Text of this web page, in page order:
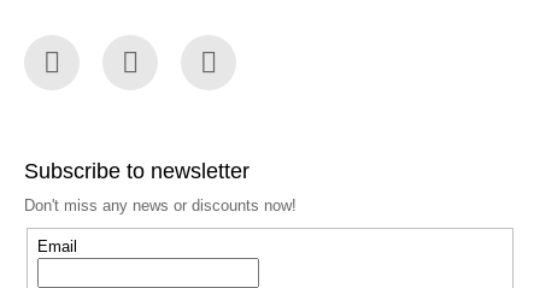
Subscribe to newsletter
Don't miss any news or discounts now!
Email